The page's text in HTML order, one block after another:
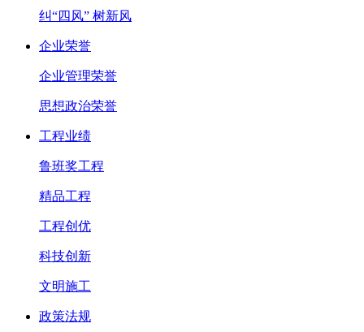
纠“四风” 树新风
企业荣誉
企业管理荣誉
思想政治荣誉
工程业绩
鲁班奖工程
精品工程
工程创优
科技创新
文明施工
政策法规